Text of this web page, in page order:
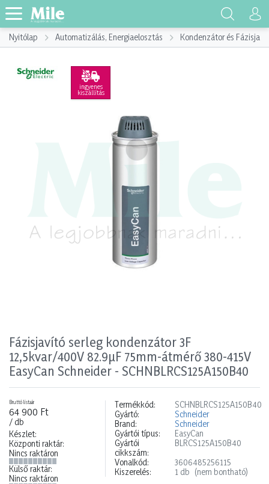
Nyitólap Automatizálás, Energiaelosztás Kondenzátor és
ingyenes
kiszállítás
Fázisjavító serleg kondenzátor 3F
12,5kvar/400V 82.9µF 75mm-átmérő 380-415V
EasyCan Schneider - SCHNBLRCS125A150B40
Bruttó listaár
64 900 Ft
/ db
Készlet:
Központi raktár:
Nincs raktáron
Külső raktár:
Nincs raktáron
Termékkód:
SCHNBLRCS125A150B40
Gyártó:
Schneider
Brand:
Schneider
Gyártói típus:
EasyCan
Gyártói
cikkszám:
BLRCS125A150B40
Vonalkód:
3606485256115
Kiszerelés:
1 db (nem bontható)